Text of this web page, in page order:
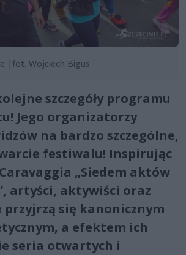
|fot. Wojciech Bigus
szczegóły programu
Jego organizatorzy
na bardzo szczególne,
festiwalu! Inspirując
„Siedem aktów
artyści, aktywiści oraz
się kanonicznym
a efektem ich
seria otwartych i